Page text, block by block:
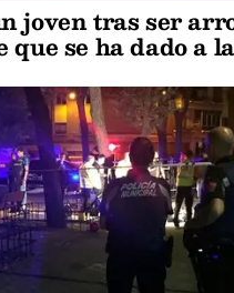
joven tras ser
que se ha dado a